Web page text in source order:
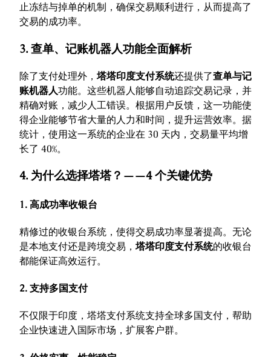
止冻结与掉单的机制，确保交易顺利进行，从而提高了
交易的成功率。
3. 查单、记账机器人功能全面解析
除了支付处理外， 塔塔印度支付系统还提供了查单与记
账机器人功能。这些机器人能够自动追踪交易记录，并
精确对账，减少人工错误。根据用户反馈，这一功能使
得企业能够节省大量的人力和时间，提升运营效率。据
统计，使用这一系统的企业在 30 天内，交易量平均增
长了 40%。
4. 为什么选择塔塔？——4 个关键优势
1. 高成功率收银台
精修过的收银台系统，使得交易成功率显著提高。无论
是本地支付还是跨境交易， 塔塔印度支付系统的收银台
都能保证高效运行。
2. 支持多国支付
不仅限于印度，塔塔支付系统支持全球多国支付，帮助
企业快速进入国际市场，扩展客户群。